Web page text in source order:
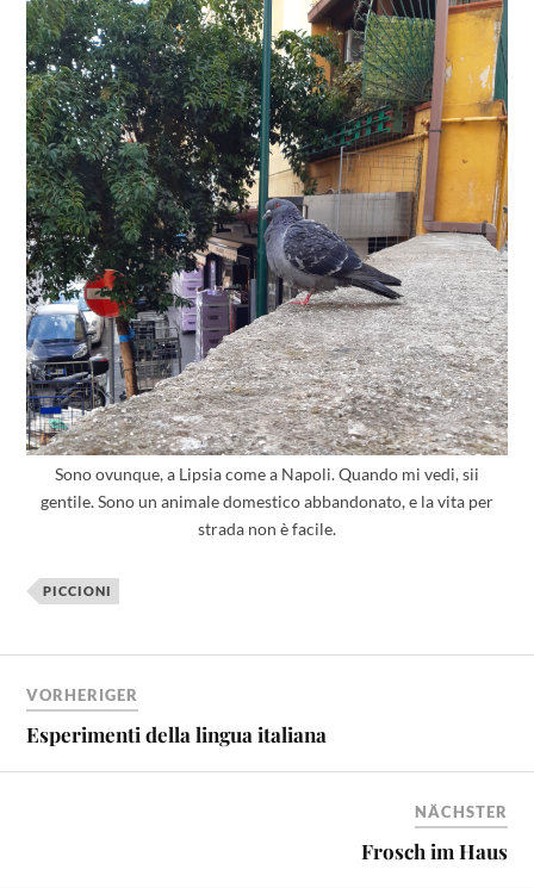
Sono ovunque, a Lipsia come a Napoli. Quando mi vedi, sii
gentile. Sono un animale domestico abbandonato, e la vita per
strada non è facile.
PICCIONI
VORHERIGER
Esperimenti della lingua italiana
NÄCHSTER
Frosch im Haus